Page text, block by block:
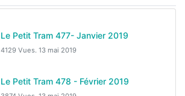
Le Petit Tram 477- Janvier 2019
4129 Vues. 13 mai 2019
Le Petit Tram 478 - Février 2019